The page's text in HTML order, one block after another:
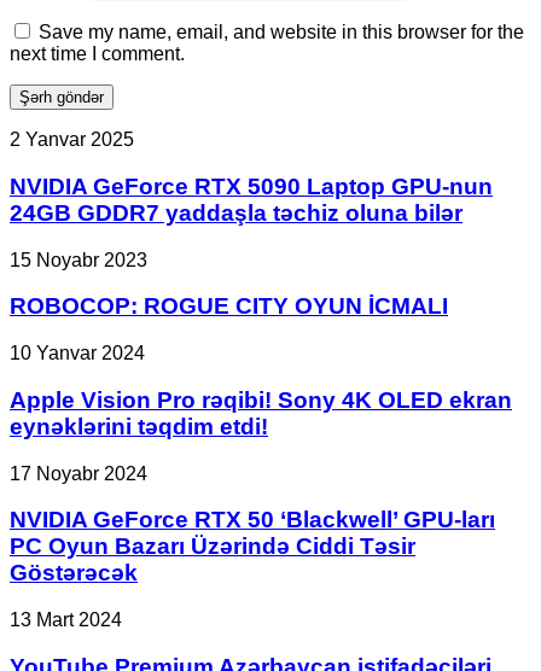
Save my name, email, and website in this browser for the
next time I comment.
NVIDIA
RTX
5090
Laptop
nun
GDDR7
təchiz
bilər
2 Yanvar 2025
NVIDIA GeForce RTX 5090 Laptop GPU-nun
24GB GDDR7 yaddaşla təchiz oluna bilər
ROBOCOP:
CITY
İCMALI
15 Noyabr 2023
ROBOCOP: ROGUE CITY OYUN İCMALI
Apple
Pro
rəqibi!
Sony
OLED
eynəklərini
təqdim
etdi!
10 Yanvar 2024
Apple Vision Pro rəqibi! Sony 4K OLED ekran
eynəklərini təqdim etdi!
NVIDIA
RTX
50
‘Blackwell’
GPU-
PC
17 Noyabr 2024
NVIDIA GeForce RTX 50 ‘Blackwell’ GPU-ları
PC Oyun Bazarı Üzərində Ciddi Təsir
Göstərəcək
YouTube
Azərbaycan
13 Mart 2024